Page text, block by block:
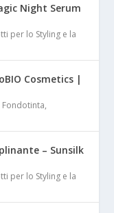
Night Serum
per lo Styling e la
Cosmetics |
Fondotinta,
– Sunsilk
per lo Styling e la